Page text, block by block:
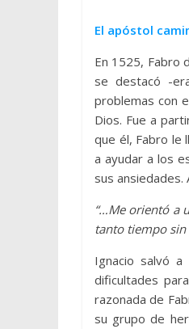
El apóstol
En 1525, Fabro
se destacó -
problemas con
Dios. Fue a
que él, Fabro le
a ayudar a los
sus ansiedades.
“…Me orientó a
tanto tiempo sin
Ignacio salvó
dificultades
razonada de
su grupo de